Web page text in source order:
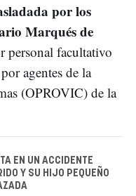
por los
Marqués de
personal facultativo
agentes de la
(OPROVIC) de la
EN UN ACCIDENTE
Y SU HIJO PEQUEÑO